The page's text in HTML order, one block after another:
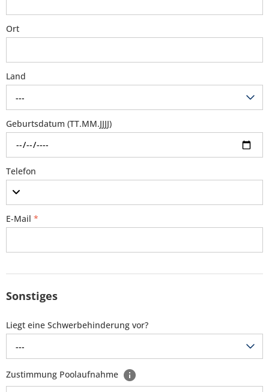
Ort
Land
---
Geburtsdatum (TT.MM.JJJJ)
Telefon
E-Mail *
Sonstiges
Liegt eine Schwerbehinderung vor?
---
Zustimmung Poolaufnahme